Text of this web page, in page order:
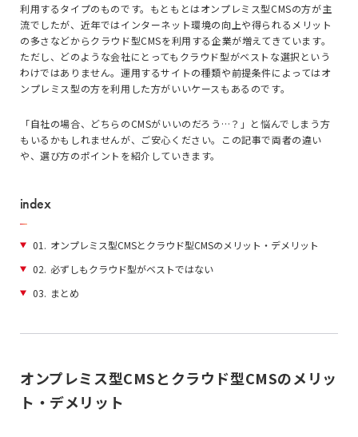
利用するタイプのものです。もともとはオンプレミス型CMSの方が主
流でしたが、近年ではインターネット環境の向上や得られるメリット
の多さなどからクラウド型CMSを利用する企業が増えてきています。
ただし、どのような会社にとってもクラウド型がベストな選択という
わけではありません。運用するサイトの種類や前提条件によってはオ
ンプレミス型の方を利用した方がいいケースもあるのです。
「自社の場合、どちらのCMSがいいのだろう…？」と悩んでしまう方
もいるかもしれませんが、ご安心ください。この記事で両者の違い
や、選び方のポイントを紹介していきます。
index
01. オンプレミス型CMSとクラウド型CMSのメリット・デメリット
02. 必ずしもクラウド型がベストではない
03. まとめ
オンプレミス型CMSとクラウド型CMSのメリッ
ト・デメリット